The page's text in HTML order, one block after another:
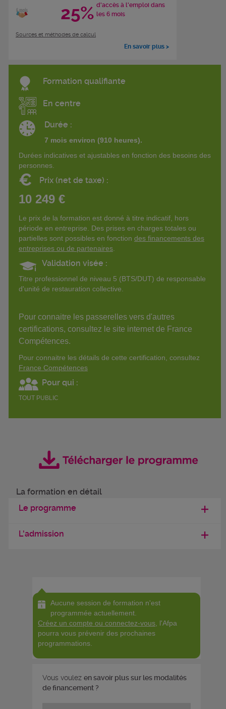
25% d'accès à l'emploi dans
les 6 mois
Sources et méthodes de calcul
En savoir plus >
Formation qualifiante
En centre
Durée :
7 mois environ (910 heures).
Durées indicatives et ajustables en fonction des besoins des
personnes.
€ Prix (net de taxe) :
10 249 €
Le prix de la formation est donné à titre indicatif, hors
période en entreprise. Des prises en charges totales ou
partielles sont possibles en fonction des financements des
entreprises ou de partenaires
Validation visée :
Titre professionnel de niveau 5 (BTS/DUT) de responsable
d'unité de restauration collective.
Pour connaitre les passerelles vers d'autres
certifications, consultez le site internet de France
Compétences.
Pour connaitre les détails de cette certification, consultez
France Compétences
Pour qui :
TOUT PUBLIC
La formation en détail
Le programme
L'admission
Aucune session de formation n'est
programmée actuellement.
Créez un compte ou connectez-vous , l'Afpa
pourra vous prévenir des prochaines
programmations.
Vous voulez en savoir plus sur les modalités
de financement ?